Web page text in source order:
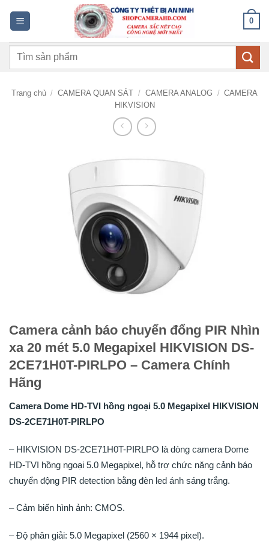
dung
0
Tìm
Trang chủ / CAMERA QUAN SÁT / CAMERA ANALOG / CAMERA
HIKVISION
Camera cảnh báo chuyển đổng PIR Nhìn
xa 20 mét 5.0 Megapixel HIKVISION DS-
2CE71H0T-PIRLPO – Camera Chính
Hãng
Camera Dome HD-TVI hồng ngoại 5.0 Megapixel HIKVISION
DS-2CE71H0T-PIRLPO
– HIKVISION DS-2CE71H0T-PIRLPO là dòng camera Dome
HD-TVI hồng ngoại 5.0 Megapixel, hỗ trợ chức năng cảnh báo
chuyển động PIR detection bằng đèn led ánh sáng trắng.
– Cảm biến hình ảnh: CMOS.
– Độ phân giải: 5.0 Megapixel (2560 × 1944 pixel).